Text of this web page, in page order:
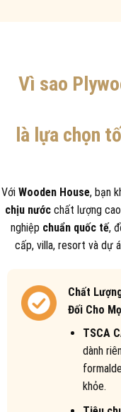
Vì sao
là lựa chọn
VớiWooden House, bạn
chịu nướcchất lượng
nghiệp chuẩn quốc tế,
cấp, villa, resort và dự
Chất
Đối Cho
TSCA
dành
khỏe.